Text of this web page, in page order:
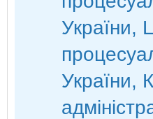
України,
України,